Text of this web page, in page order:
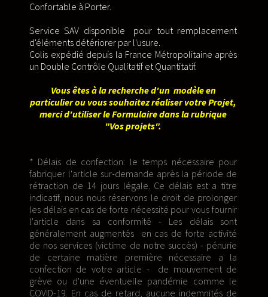
Confortable à Porter.
Service SAV disponible pour tout remplacement
d'éléments détériorer par l'usure.
Colis expédié depuis la France Métropolitaine après
un Double Contrôle Qualitatif et Quantitatif.
Vous êtes à la recherche d'un modèle en
particulier ou vous souhaitez réaliser votre Projet,
merci d'utiliser le Formulaire dans la rubrique
"Vos projets".
* Délais de confection: le temps nécessaire pour
fabriquer l'article sur-demande après la période de
rétraction de 14 jours légale. Ce délais est a titre
indicatif, nous nous réservons le droit de prolonger
les délais en cas de forte nécessité pour vous fournir
l'article dans sa conformité - Les délais sont
généralement augmentés en cas de forte activité
de nos services (victime de notre succès) - pénurie
de certaine matière première nécessaire a la
confection de votre article - de mouvement de
grève ou d'une éventuelle pandémie comme le
COVID-19. En cas de retard, aucune indemnités de